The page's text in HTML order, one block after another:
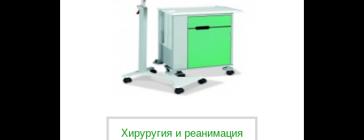
Хируругия и реанимация